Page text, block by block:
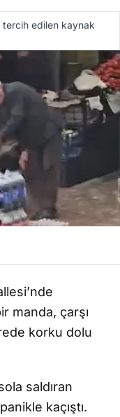
tercih edilen kaynak
manda, çarşı
korku dolu
saldıran
kaçıştı.